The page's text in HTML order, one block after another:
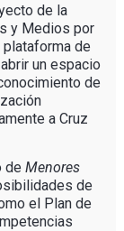
de la
y Medios por
de
un espacio
de
a Cruz
de Menores
de
el Plan de